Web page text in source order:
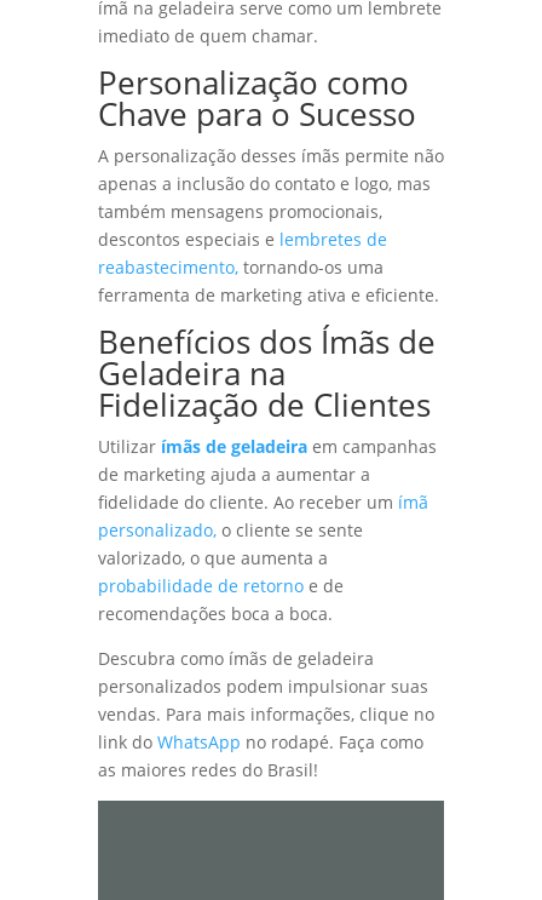
ímã na geladeira serve como um lembrete
imediato de quem chamar.
Personalização como
Chave para o Sucesso
A personalização desses ímãs permite não
apenas a inclusão do contato e logo, mas
também mensagens promocionais,
descontos especiais e lembretes de
reabastecimento,tornando-os uma
ferramenta de marketing ativa e eficiente.
Benefícios dos Ímãs de
Geladeira na
Fidelização de Clientes
Utilizar ímãs de geladeiraem campanhas
de marketing ajuda a aumentar a
fidelidade do cliente. Ao receber um ímã
personalizado,o cliente se sente
valorizado, o que aumenta a
probabilidade de retornoe de
recomendações boca a boca.
Descubra como ímãs de geladeira
personalizados podem impulsionar suas
vendas. Para mais informações, clique no
link do WhatsApp no rodapé. Faça como
as maiores redes do Brasil!